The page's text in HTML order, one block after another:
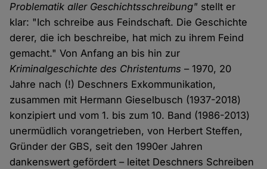
Problematik aller Geschichtsschreibung" stellt er
klar: "Ich schreibe aus Feindschaft. Die Geschichte
derer, die ich beschreibe, hat mich zu ihrem Feind
gemacht." Von Anfang an bis hin zur
Kriminalgeschichte des Christentums – 1970, 20
Jahre nach (!) Deschners Exkommunikation,
zusammen mit Hermann Gieselbusch (1937-2018)
konzipiert und vom 1. bis zum 10. Band (1986-2013)
unermüdlich vorangetrieben, von Herbert Steffen,
Gründer der GBS, seit den 1990er Jahren
dankenswert gefördert – leitet Deschners Schreiben